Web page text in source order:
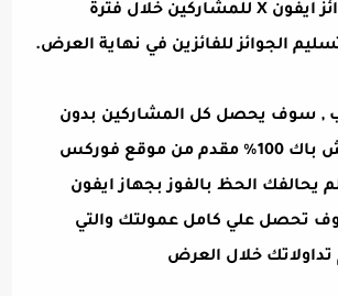
تقدم الشركه جوائز ايفون X للمشاركين خلال فترة
الجوائز للفائزين في نهاية العرض.
سوف يحصل كل المشاركين بدون
استثناء علي كاش باك 100% مقدم من موقع فوركس
يحالفك الحظ بالفوز بجهاز ايفون
تحصل علي كامل عمولتك والتي
خلال العرض